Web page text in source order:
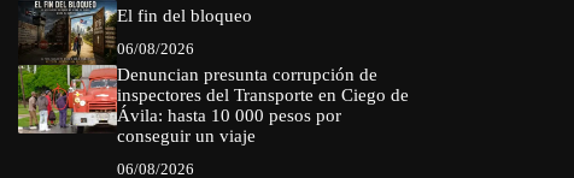
El fin del bloqueo
06/08/2026
Denuncian presunta corrupción de
inspectores del Transporte en Ciego de
Ávila: hasta 10 000 pesos por
conseguir un viaje
06/08/2026